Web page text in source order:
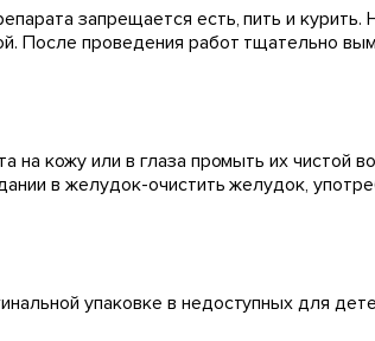
запрещается есть, пить и
После проведения работ тщательно
на кожу или в глаза промыть их чистой
в желудок-очистить желудок,
упаковке в недоступных для